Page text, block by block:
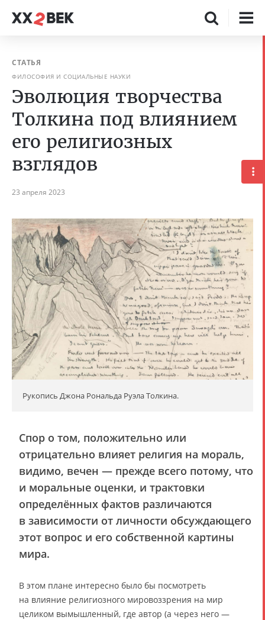
СТАТЬЯ
ФИЛОСОФИЯ И СОЦИАЛЬНЫЕ НАУКИ
Эволюция творчества
Толкина под влиянием
его религиозных
взглядов
23 апреля 2023
Рукопись Джона Рональда Руэла Толкина.
Спор о том, положительно или
отрицательно влияет религия на мораль,
видимо, вечен — прежде всего потому, что
и моральные оценки, и трактовки
определённых фактов различаются
в зависимости от личности обсуждающего
этот вопрос и его собственной картины
мира.
В этом плане интересно было бы посмотреть
на влияние религиозного мировоззрения на мир
целиком вымышленный, где автор (а через него —